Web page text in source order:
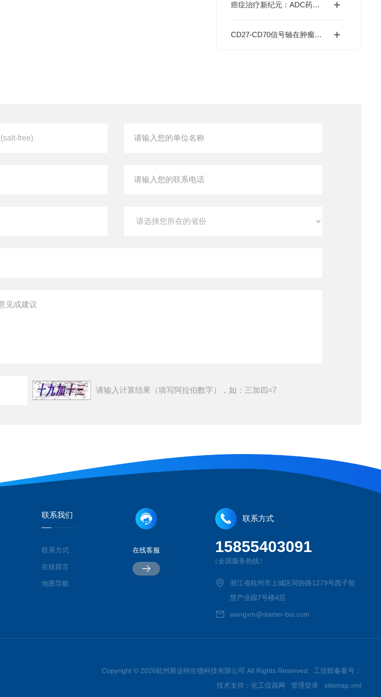
癌症治疗新纪元：ADC药物如何以“精准制导+超级弹头“改写抗癌规则？
CD27-CD70信号轴在肿瘤免疫调控中的作用?
请输入计算结果（填写阿拉伯数字），如：三加四=7
联系我们
联系方式
在线留言
地图导航
在线客服
联系方式
15855403091
（全国服务热线）
浙江省杭州市上城区同协路1279号西子智
慧产业园7号楼4层
wangxm@starter-bio.com
Copyright © 2026杭州斯达特生物科技有限公司 All Rights Reserved 工信部备案号：
技术支持： 化工仪器网 管理登录 sitemap.xml